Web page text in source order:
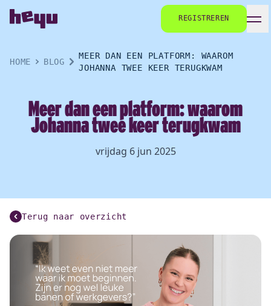
REGISTREREN
HOME BLOG
MEER DAN EEN PLATFORM: WAAROM
JOHANNA TWEE KEER TERUGKWAM
Meer dan een platform: waarom
Johanna twee keer terugkwam
vrijdag 6 jun 2025
Terug naar overzicht